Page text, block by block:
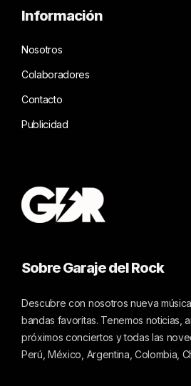
Información
Nosotros
Colaboradores
Contacto
Publicidad
Sobre Garaje del Rock
Descubre con nosotros nueva
bandas favoritas. Tenemos noticias,
próximos conciertos y todas las
Perú, México, Argentina, Colombia,